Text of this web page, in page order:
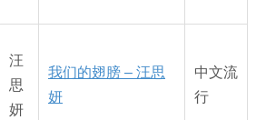
汪
思
妍
我们的翅膀 – 汪思
妍
中文流
行